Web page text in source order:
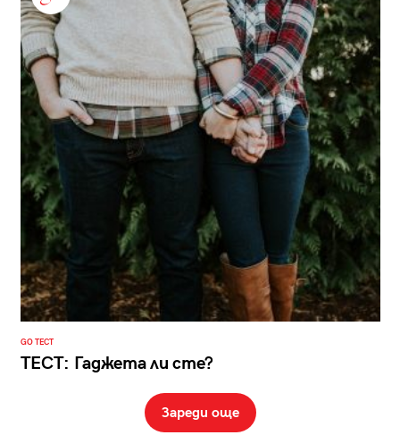
GO ТЕСТ
ТЕСТ: Гаджета ли сте?
Зареди още